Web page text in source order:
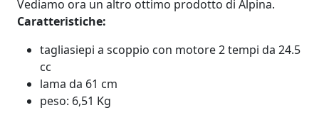
Vediamo ora un altro ottimo prodotto di Alpina.
Caratteristiche:
tagliasiepi a scoppio con motore 2 tempi da 24.5
cc
lama da 61 cm
peso: 6,51 Kg